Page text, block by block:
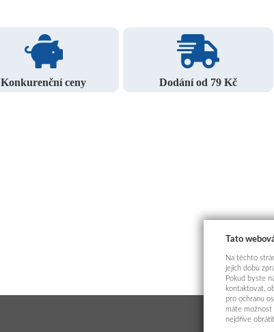
Konkurenční ceny Dodání od 79 Kč
Tato
Na těchto
jejich dobu
Pokud byste
kontaktovat,
pro ochranu
máte možnost
nejdříve